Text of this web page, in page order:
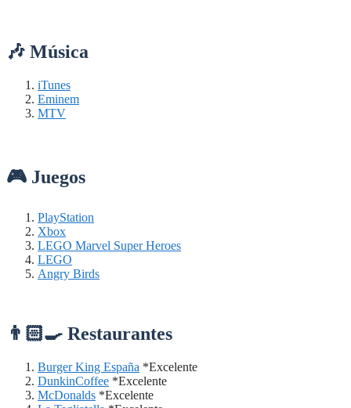
🎶 Música
iTunes
Eminem
MTV
🎮 Juegos
PlayStation
Xbox
LEGO Marvel Super Heroes
LEGO
Angry Birds
👨🏻‍🍳 Restaurantes
Burger King España *Excelente
DunkinCoffee *Excelente
McDonalds *Excelente